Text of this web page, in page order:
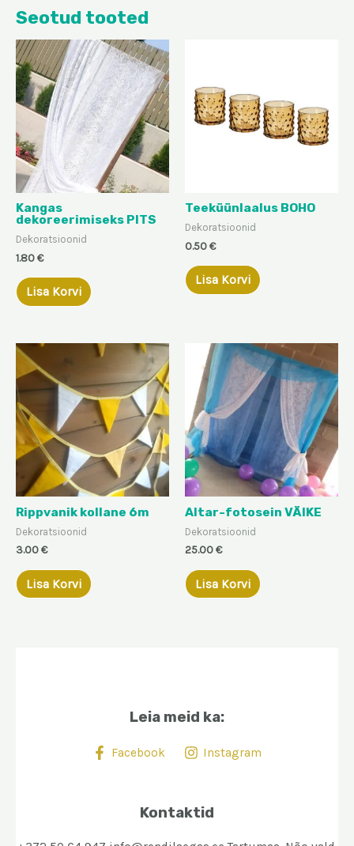
Seotud tooted
Kangas
dekoreerimiseks PITS
Dekoratsioonid
1.80€
Lisa Korvi
Teeküünlaalus BOHO
Dekoratsioonid
0.50€
Lisa Korvi
Rippvanik kollane 6m
Dekoratsioonid
3.00€
Lisa Korvi
Altar-fotosein VÄIKE
Dekoratsioonid
25.00€
Lisa Korvi
Leia meid ka:
Facebook Instagram
Kontaktid